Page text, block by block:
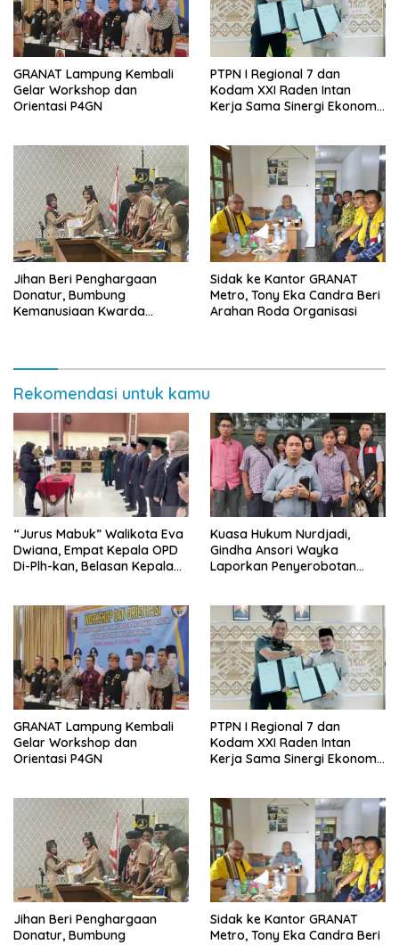
GRANAT Lampung Kembali
Gelar Workshop dan
Orientasi P4GN
PTPN I Regional 7 dan
Kodam XXI Raden Intan
Kerja Sama Sinergi Ekonomi
Jihan Beri Penghargaan
Donatur, Bumbung
Kemanusiaan Kwarda
‎Sidak ke Kantor GRANAT
Metro, Tony Eka Candra Beri
Arahan Roda Organisasi
Rekomendasi untuk kamu
“Jurus Mabuk” Walikota Eva
Dwiana, Empat Kepala OPD
Di-Plh-kan, Belasan Kepala
Kuasa Hukum Nurdjadi,
Gindha Ansori Wayka
Laporkan Penyerobotan
GRANAT Lampung Kembali
Gelar Workshop dan
Orientasi P4GN
PTPN I Regional 7 dan
Kodam XXI Raden Intan
Kerja Sama Sinergi Ekonomi
Jihan Beri Penghargaan
Donatur, Bumbung
‎Sidak ke Kantor GRANAT
Metro, Tony Eka Candra Beri